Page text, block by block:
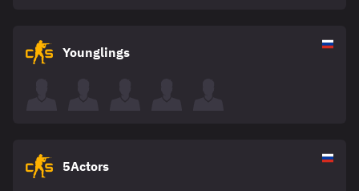
Younglings
5Actors